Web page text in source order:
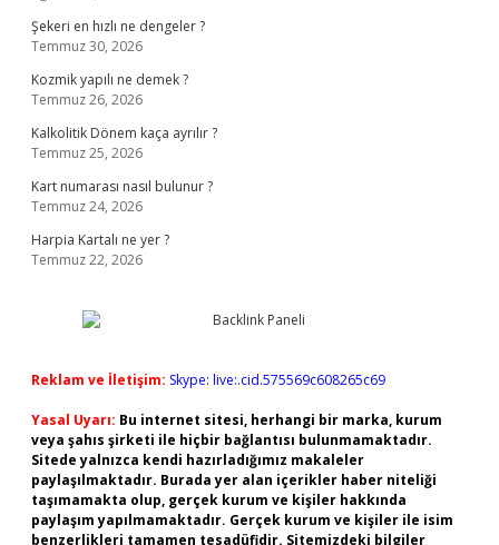
Şekeri en hızlı ne dengeler ?
Temmuz 30, 2026
Kozmik yapılı ne demek ?
Temmuz 26, 2026
Kalkolitik Dönem kaça ayrılır ?
Temmuz 25, 2026
Kart numarası nasıl bulunur ?
Temmuz 24, 2026
Harpia Kartalı ne yer ?
Temmuz 22, 2026
Reklam ve İletişim: Skype: live:.cid.575569c608265c69
Yasal Uyarı: Bu internet sitesi, herhangi bir marka, kurum
veya şahıs şirketi ile hiçbir bağlantısı bulunmamaktadır.
Sitede yalnızca kendi hazırladığımız makaleler
paylaşılmaktadır. Burada yer alan içerikler haber niteliği
taşımamakta olup, gerçek kurum ve kişiler hakkında
paylaşım yapılmamaktadır. Gerçek kurum ve kişiler ile isim
benzerlikleri tamamen tesadüfidir. Sitemizdeki bilgiler